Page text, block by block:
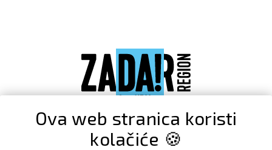
Ova web stranica koristi
kolačiće 🍪